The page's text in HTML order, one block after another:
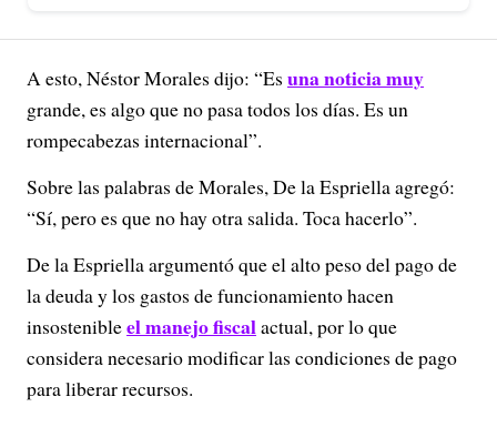
A esto, Néstor Morales dijo: “Es una noticia muy
grande, es algo que no pasa todos los días. Es un
rompecabezas internacional”.
Sobre las palabras de Morales, De la Espriella agregó:
“Sí, pero es que no hay otra salida. Toca hacerlo”.
De la Espriella argumentó que el alto peso del pago de
la deuda y los gastos de funcionamiento hacen
insostenibleel manejo fiscalactual, por lo que
considera necesario modificar las condiciones de pago
para liberar recursos.